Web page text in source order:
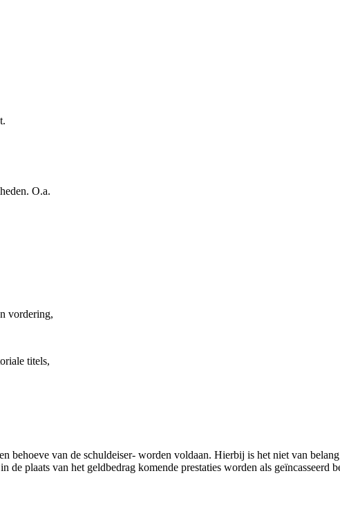
O.a.
vordering,
titels,
behoeve van de schuldeiser- worden voldaan. Hierbij is het niet van
plaats van het geldbedrag komende prestaties worden als geïncasseerd